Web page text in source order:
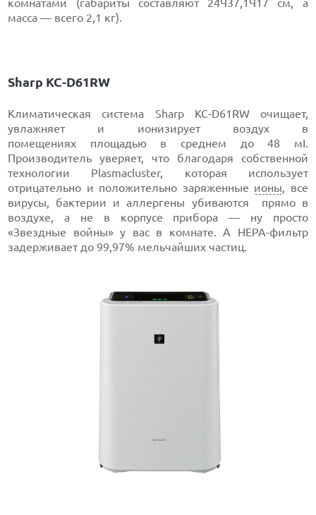
масса — всего 2,1 кг).
Sharp KC-D61RW
Климатическая система Sharp KC-D61RW очищает,
увлажняет и ионизирует воздух в
помещениях площадью в среднем до 48 мІ.
Производитель уверяет, что благодаря собственной
технологии Plasmacluster, которая использует
отрицательно и положительно заряженные ионы , все
вирусы, бактерии и аллергены убиваются прямо в
воздухе, а не в корпусе прибора — ну просто
«Звездные войны» у вас в комнате. А HEPA-фильтр
задерживает до 99,97% мельчайших частиц.